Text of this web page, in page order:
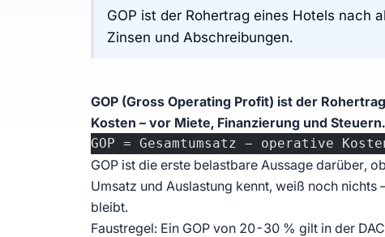
GOP ist der Rohertrag eines Hotels nach
Zinsen und Abschreibungen.
GOP (Gross Operating Profit) ist der
Kosten – vor Miete, Finanzierung und Steuern.
GOP = Gesamtumsatz − operative
GOP ist die erste belastbare Aussage darüber,
Umsatz und Auslastung kennt, weiß noch nichts
bleibt.
Faustregel: Ein GOP von 20-30 % gilt in der